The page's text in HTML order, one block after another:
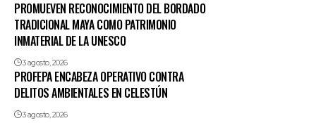
PROMUEVEN RECONOCIMIENTO DEL BORDADO
TRADICIONAL MAYA COMO PATRIMONIO
INMATERIAL DE LA UNESCO
3 agosto, 2026
PROFEPA ENCABEZA OPERATIVO CONTRA
DELITOS AMBIENTALES EN CELESTÚN
3 agosto, 2026